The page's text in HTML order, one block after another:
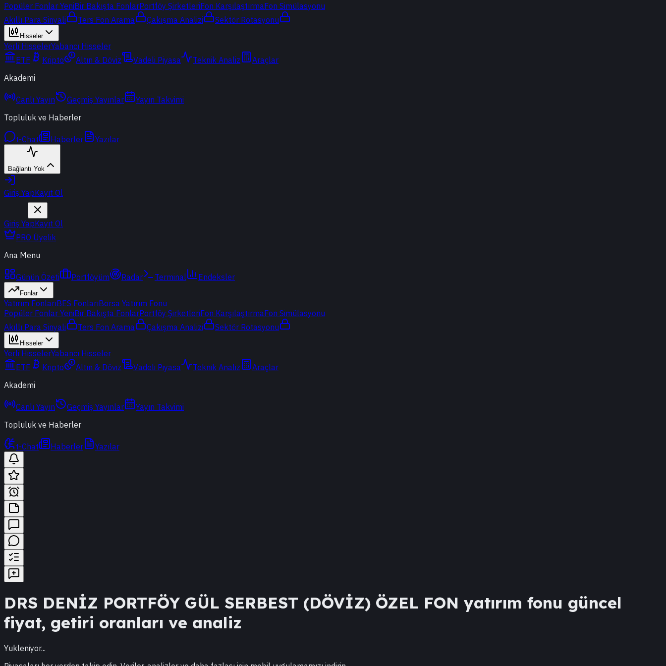
Popüler Fonlar YeniBir Bakışta FonlarPortföy ŞirketleriFon KarşılaştırmaFon Simülasyonu
Akıllı Para Sinyali
Ters Fon Arama Çakışma Analizi Sektör Rotasyonu
Hisseler
Yerli HisselerYabancı Hisseler
ETF
Kripto Altın & Döviz Vadeli Piyasa Teknik Analiz
Araçlar
Akademi
Canlı Yayın Geçmiş Yayınlar
Yayın Takvimi
Topluluk ve Haberler
t-Chat Haberler Yazılar
Bağlantı Yok
Giriş YapKayıt Ol
Giriş YapKayıt Ol
PRO Üyelik
Ana Menu
Günün Özeti Portföyüm Radar Terminal Endeksler
Fonlar
Yatırım FonlarıBES FonlarıBorsa Yatırım Fonu
Popüler Fonlar YeniBir Bakışta FonlarPortföy ŞirketleriFon KarşılaştırmaFon Simülasyonu
Akıllı Para Sinyali
Ters Fon Arama Çakışma Analizi Sektör Rotasyonu
Hisseler
Yerli HisselerYabancı Hisseler
ETF
Kripto Altın & Döviz Vadeli Piyasa Teknik Analiz
Araçlar
Akademi
Canlı Yayın Geçmiş Yayınlar
Yayın Takvimi
Topluluk ve Haberler
t-Chat Haberler Yazılar
DRS DENİZ PORTFÖY GÜL SERBEST (DÖVİZ) ÖZEL FON yatırım fonu güncel
fiyat, getiri oranları ve analiz
Yukleniyor...